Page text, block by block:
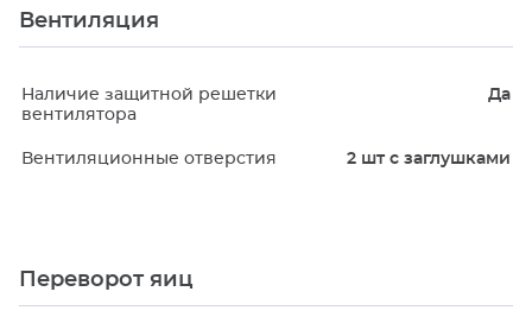
Вентиляция
Наличие защитной решетки
вентилятора
Да
Вентиляционные отверстия 2 шт с заглушками
Переворот яиц